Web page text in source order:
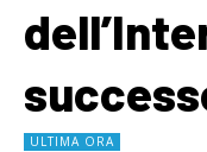
ULTIMA ORA